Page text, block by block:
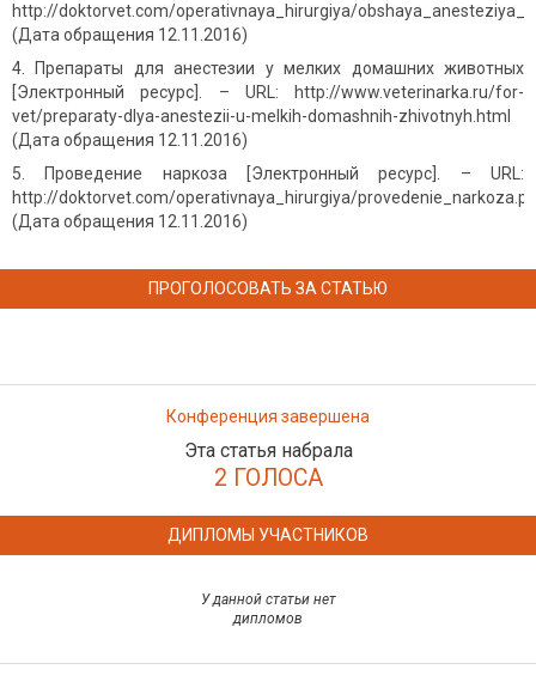
http://doktorvet.com/operativnaya_hirurgiya/
(Дата обращения 12.11.2016)
Препараты для анестезии у мелких домашних животных
[Электронный ресурс]. – URL: http://www.veterinarka.ru/for-
vet/preparaty-dlya-anestezii-u-melkih-domashnih-zhivotnyh.html
(Дата обращения 12.11.2016)
Проведение наркоза [Электронный ресурс]. – URL:
http://doktorvet.com/operativnaya_hirurgiya/
(Дата обращения 12.11.2016)
ПРОГОЛОСОВАТЬ ЗА СТАТЬЮ
Конференция завершена
Эта статья набрала
2 ГОЛОСА
ДИПЛОМЫ УЧАСТНИКОВ
У данной статьи нет
дипломов